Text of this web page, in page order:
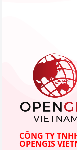
CÔNG TY
OPENGIS